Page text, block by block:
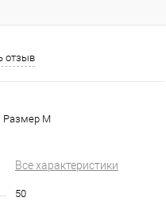
отзыв
Размер М
Все характеристики
50